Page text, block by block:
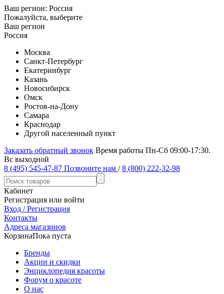
Ваш регион: Россия
Пожалуйста, выберите
Ваш регион
Россия
Москва
Санкт-Петербург
Екатеринбург
Казань
Новосибирск
Омск
Ростов-на-Дону
Самара
Краснодар
Другой населенный пункт
Заказать обратный звонок Время работы Пн-Сб 09:00-17:30.
Вс выходной
8 (495) 545-47-87 Позвоните нам / 8 (800) 222-32-98
Кабинет
Регистрация или войти
Вход / Регистрация
Контакты
Адреса магазинов
КорзинаПока пуста
Бренды
Акции и скидки
Энциклопедия красоты
Форум о красоте
О нас